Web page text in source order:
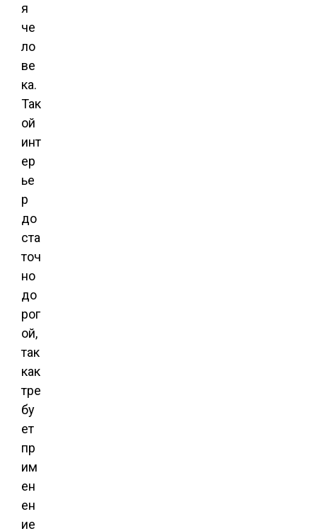
я
че
ло
ве
ка.
Так
ой
инт
ер
ье
р
до
ста
точ
но
до
рог
ой,
так
как
тре
бу
ет
пр
им
ен
ен
ие